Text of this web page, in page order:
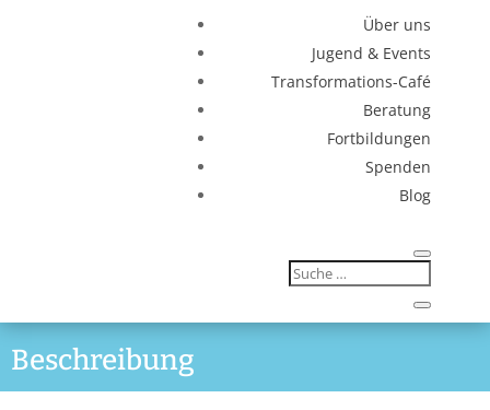
Über uns
Jugend & Events
Transformations-Café
Beratung
Fortbildungen
Spenden
Blog
Beschreibung